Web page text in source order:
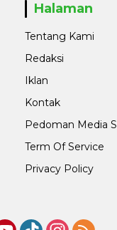
Halaman
Tentang Kami
Redaksi
Iklan
Kontak
Pedoman Media
Term Of Service
Privacy Policy